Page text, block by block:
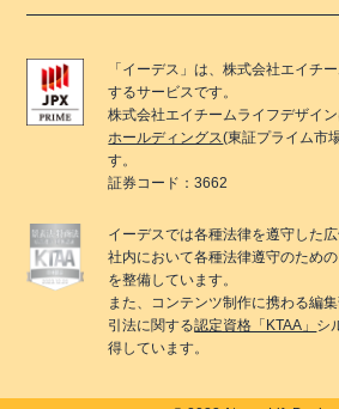
「 イーデス 」は、株式会社エイチ
するサービスです。
株式会社エイチームライフデザイン
ホールディングス(東証プライム市
す。
証券コード：3662
イーデスでは各種法律を遵守した
社内において各種法律遵守のため
を整備しています。
また、コンテンツ制作に携わる編
引法に関する認定資格「KTAA」 シ
得しています。